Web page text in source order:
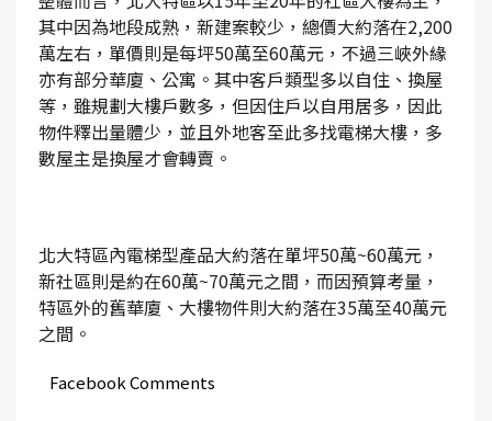
其中因為地段成熟，新建案較少，總價大約落在2,200
萬左右，單價則是每坪50萬至60萬元，不過三峽外緣
亦有部分華廈、公寓。其中客戶類型多以自住、換屋
等，雖規劃大樓戶數多，但因住戶以自用居多，因此
物件釋出量體少，並且外地客至此多找電梯大樓，多
數屋主是換屋才會轉賣。
北大特區內電梯型產品大約落在單坪50萬~60萬元，
新社區則是約在60萬~70萬元之間，而因預算考量，
特區外的舊華廈、大樓物件則大約落在35萬至40萬元
之間。
Facebook Comments